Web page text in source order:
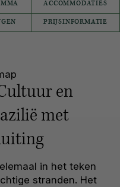
ACCOMMODATIES
PRIJSINFORMATIE
en
met
in het teken
stranden. Het